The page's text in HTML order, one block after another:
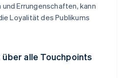
Errungenschaften, kann
Loyalität des Publikums
alle Touchpoints